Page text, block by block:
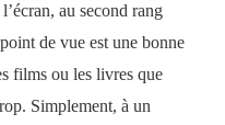
au second rang
de vue est une bonne
films ou les livres que
Simplement, à un